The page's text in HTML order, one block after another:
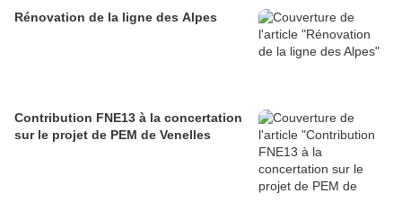
Rénovation de la ligne des Alpes
Contribution FNE13 à la concertation
sur le projet de PEM de Venelles